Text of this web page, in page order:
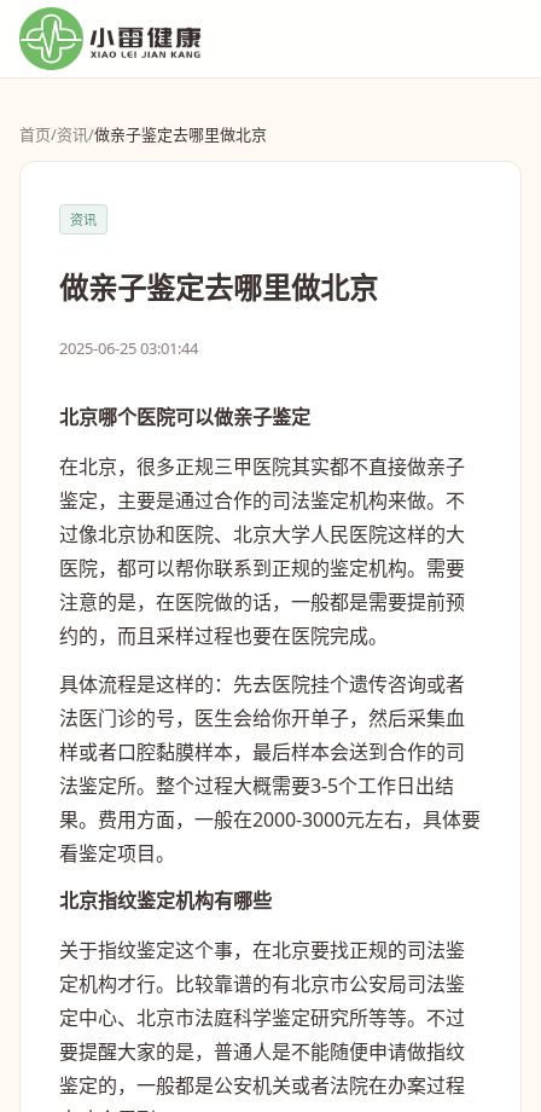
首页/资讯/做亲子鉴定去哪里做北京
资讯
做亲子鉴定去哪里做北京
2025-06-25 03:01:44
北京哪个医院可以做亲子鉴定
在北京，很多正规三甲医院其实都不直接做亲子
鉴定，主要是通过合作的司法鉴定机构来做。不
过像北京协和医院、北京大学人民医院这样的大
医院，都可以帮你联系到正规的鉴定机构。需要
注意的是，在医院做的话，一般都是需要提前预
约的，而且采样过程也要在医院完成。
具体流程是这样的：先去医院挂个遗传咨询或者
法医门诊的号，医生会给你开单子，然后采集血
样或者口腔黏膜样本，最后样本会送到合作的司
法鉴定所。整个过程大概需要3-5个工作日出结
果。费用方面，一般在2000-3000元左右，具体要
看鉴定项目。
北京指纹鉴定机构有哪些
关于指纹鉴定这个事，在北京要找正规的司法鉴
定机构才行。比较靠谱的有北京市公安局司法鉴
定中心、北京市法庭科学鉴定研究所等等。不过
要提醒大家的是，普通人是不能随便申请做指纹
鉴定的，一般都是公安机关或者法院在办案过程